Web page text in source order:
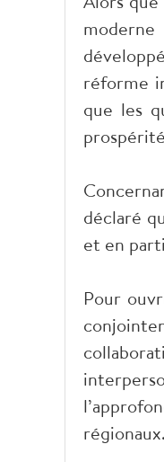
réforme
que les
déclaré
et en
Pour
régionaux.